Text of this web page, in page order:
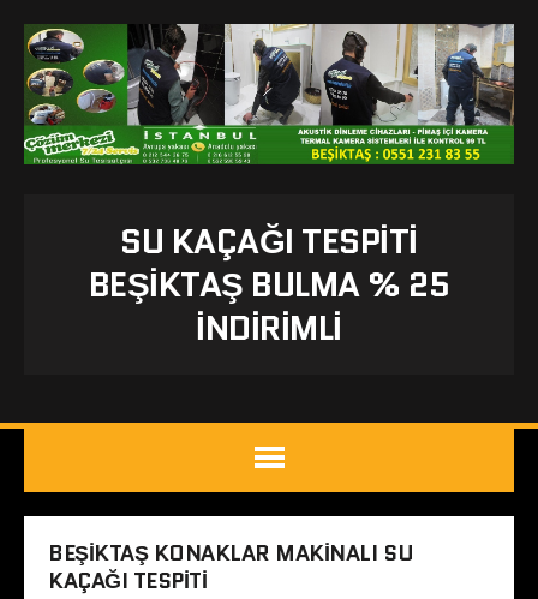
SU KAÇAĞI TESPITI
BEŞIKTAŞ BULMA % 25
İNDİRİMLİ
BEŞIKTAŞ KONAKLAR MAKINALI SU
KAÇAĞI TESPITI